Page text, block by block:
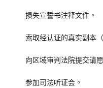
损失宣誓书注释文件。
索取经认证的真实副本
向区域审判法院提交请愿
参加司法听证会。